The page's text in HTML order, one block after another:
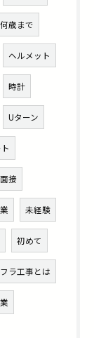
何歳まで
ヘルメット
時計
Uターン
面接
未経験
初めて
ラ工事とは